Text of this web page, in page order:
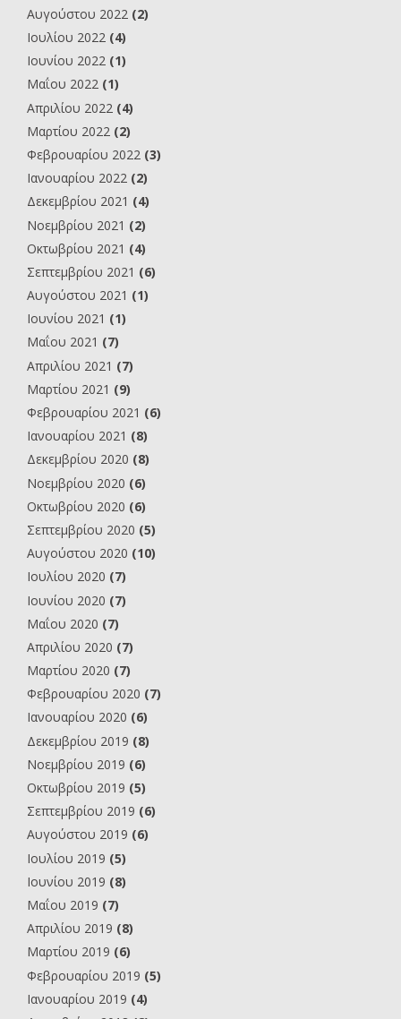
Αυγούστου 2022 (2)
Ιουλίου 2022 (4)
Ιουνίου 2022 (1)
Μαΐου 2022 (1)
Απριλίου 2022 (4)
Μαρτίου 2022 (2)
Φεβρουαρίου 2022 (3)
Ιανουαρίου 2022 (2)
Δεκεμβρίου 2021 (4)
Νοεμβρίου 2021 (2)
Οκτωβρίου 2021 (4)
Σεπτεμβρίου 2021 (6)
Αυγούστου 2021 (1)
Ιουνίου 2021 (1)
Μαΐου 2021 (7)
Απριλίου 2021 (7)
Μαρτίου 2021 (9)
Φεβρουαρίου 2021 (6)
Ιανουαρίου 2021 (8)
Δεκεμβρίου 2020 (8)
Νοεμβρίου 2020 (6)
Οκτωβρίου 2020 (6)
Σεπτεμβρίου 2020 (5)
Αυγούστου 2020 (10)
Ιουλίου 2020 (7)
Ιουνίου 2020 (7)
Μαΐου 2020 (7)
Απριλίου 2020 (7)
Μαρτίου 2020 (7)
Φεβρουαρίου 2020 (7)
Ιανουαρίου 2020 (6)
Δεκεμβρίου 2019 (8)
Νοεμβρίου 2019 (6)
Οκτωβρίου 2019 (5)
Σεπτεμβρίου 2019 (6)
Αυγούστου 2019 (6)
Ιουλίου 2019 (5)
Ιουνίου 2019 (8)
Μαΐου 2019 (7)
Απριλίου 2019 (8)
Μαρτίου 2019 (6)
Φεβρουαρίου 2019 (5)
Ιανουαρίου 2019 (4)